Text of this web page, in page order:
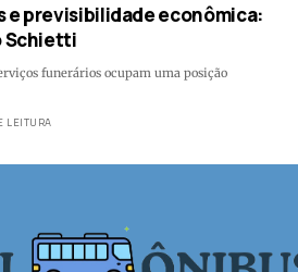
e previsibilidade econômica:
Schietti
funerários ocupam uma posição
LEITURA